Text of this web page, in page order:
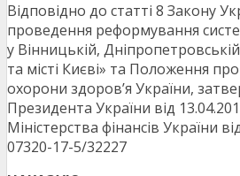
Відповідно до статті 8 Закону
проведення реформування
у Вінницькій,
та місті Києві» та Положення
охорони здоров’я України,
Президента України від
Міністерства фінансів України
07320-17-5/32227